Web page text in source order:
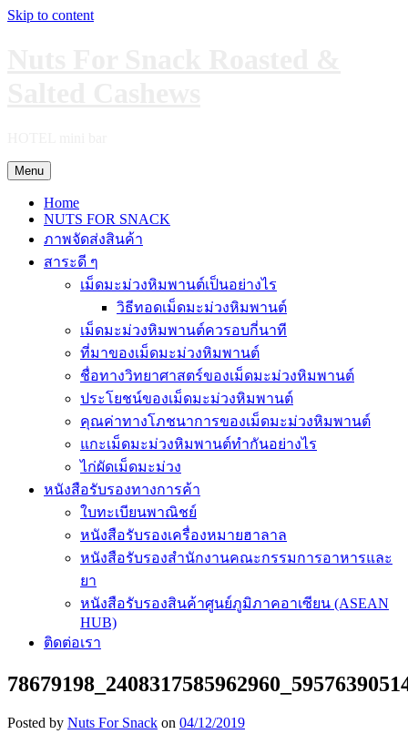
Skip to content
Menu
Home
NUTS FOR SNACK
ภาพจัดส่งสินค้า
สาระดี ๆ
เม็ดมะม่วงหิมพานต์เป็นอย่างไร
วิธีทอดเม็ดมะม่วงหิมพานต์
เม็ดมะม่วงหิมพานต์ควรอบกี่นาที
ที่มาของเม็ดมะม่วงหิมพานต์
ชื่อทางวิทยาศาสตร์ของเม็ดมะม่วงหิมพานต์
ประโยชน์ของเม็ดมะม่วงหิมพานต์
คุณค่าทางโภชนาการของเม็ดมะม่วงหิมพานต์
แกะเม็ดมะม่วงหิมพานต์ทำกันอย่างไร
ไก่ผัดเม็ดมะม่วง
หนังสือรับรองทางการค้า
ใบทะเบียนพาณิชย์
หนังสือรับรองเครื่องหมายฮาลาล
หนังสือรับรองสำนักงานคณะกรรมการอาหารและ
ยา
หนังสือรับรองสินค้าศูนย์ภูมิภาคอาเซียน (ASEAN
HUB)
ติดต่อเรา
Posted by Nuts For Snack on 04/12/2019